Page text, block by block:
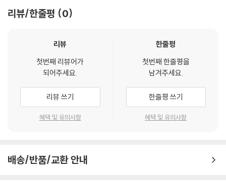
리뷰/한줄평 0
리뷰
첫번째 리뷰어가
되어주세요.
리뷰 쓰기
혜택 및 유의사항
한줄평
첫번째 한줄평을
남겨주세요.
한줄평 쓰기
혜택 및 유의사항
배송/반품/교환 안내